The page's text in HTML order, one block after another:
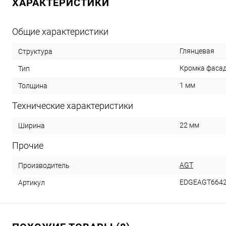
ХАРАКТЕРИСТИКИ
Общие характеристики
Структура Глянцевая
Тип Кромка
Толщина 1 мм
Технические характеристики
Ширина 22 мм
Прочие
Производитель AGT
Артикул